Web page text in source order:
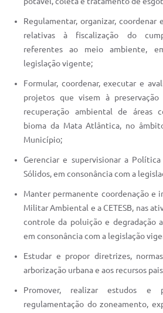
Regulamentar, organizar, coordenar
relativas à fiscalização do
referentes ao meio ambiente,
legislação vigente;
Formular, coordenar, executar e
projetos que visem à
recuperação ambiental de áreas
bioma da Mata Atlântica, no
Município;
Gerenciar e supervisionar a
Sólidos, em consonância com a
Manter permanente coordenação e
Militar Ambiental e a CETESB, nas
controle da poluição e degradação
em consonância com a legislação
Estudar e propor diretrizes,
arborização urbana e aos recursos
Promover, realizar estudos e
regulamentação do zoneamento,